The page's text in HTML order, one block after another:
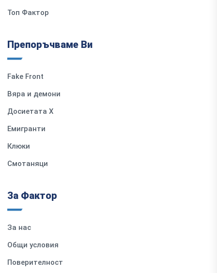
Топ Фактор
Препоръчваме Ви
Fake Front
Вяра и демони
Досиетата Х
Емигранти
Клюки
Смотаняци
За Фактор
За нас
Общи условия
Поверителност